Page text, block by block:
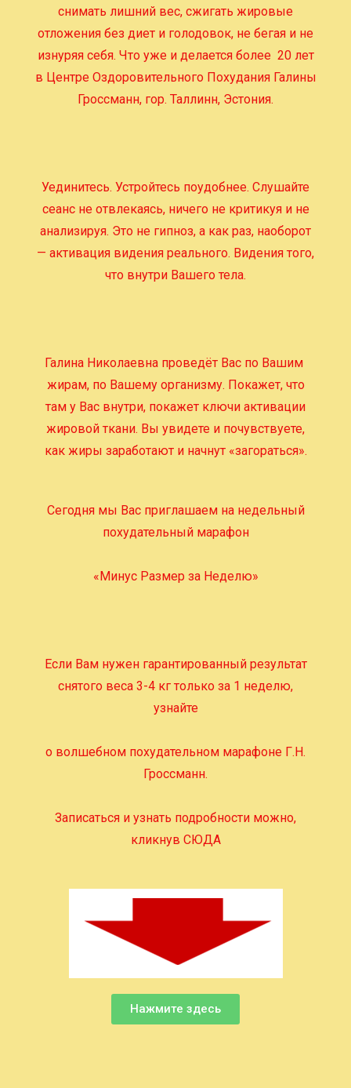
снимать лишний вес, сжигать жировые
отложения без диет и голодовок, не бегая и не
изнуряя себя. Что уже и делается более 20 лет
в Центре Оздоровительного Похудания Галины
Гроссманн, гор. Таллинн, Эстония.
Уединитесь. Устройтесь поудобнее. Слушайте
сеанс не отвлекаясь, ничего не критикуя и не
анализируя. Это не гипноз, а как раз, наоборот
— активация видения реального. Видения того,
что внутри Вашего тела.
Галина Николаевна проведёт Вас по Вашим
жирам, по Вашему организму. Покажет, что
там у Вас внутри, покажет ключи активации
жировой ткани. Вы увидете и почувствуете,
как жиры заработают и начнут «загораться».
Сегодня мы Вас приглашаем на недельный
похудательный марафон
«Минус Размер за Неделю»
Если Вам нужен гарантированный результат
снятого веса 3-4 кг только за 1 неделю,
узнайте
о волшебном похудательном марафоне Г.Н.
Гроссманн.
Записаться и узнать подробности можно,
кликнув СЮДА
Нажмите здесь